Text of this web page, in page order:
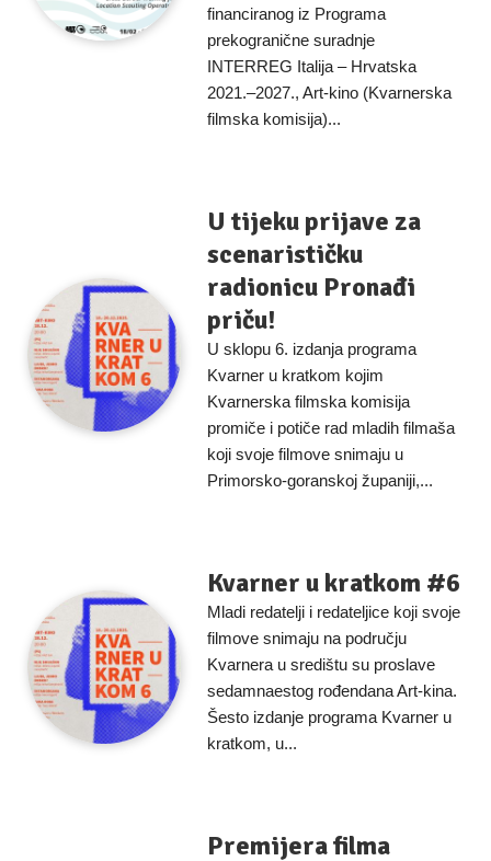
financiranog iz Programa
prekogranične suradnje
INTERREG Italija – Hrvatska
2021.–2027., Art-kino (Kvarnerska
filmska komisija)...
U tijeku prijave za
scenarističku
radionicu Pronađi
priču!
U sklopu 6. izdanja programa
Kvarner u kratkom kojim
Kvarnerska filmska komisija
promiče i potiče rad mladih filmaša
koji svoje filmove snimaju u
Primorsko-goranskoj županiji,...
Kvarner u kratkom #6
Mladi redatelji i redateljice koji svoje
filmove snimaju na području
Kvarnera u središtu su proslave
sedamnaestog rođendana Art-kina.
Šesto izdanje programa Kvarner u
kratkom, u...
Premijera filma